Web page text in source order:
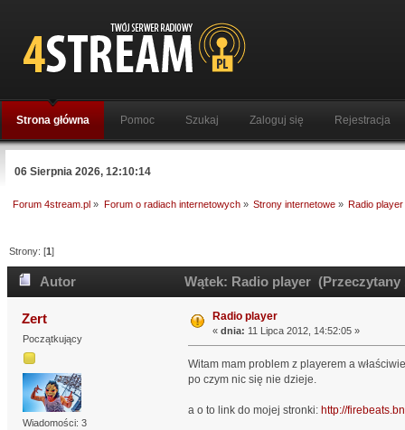
Strona główna Pomoc Szukaj Zaloguj się Rejestracja
06 Sierpnia 2026, 12:10:14
Forum 4stream.pl » Forum o radiach internetowych» Strony internetowe» Radio player
Strony: [1]
Autor Wątek: Radio player (Przeczytany
Zert
Początkujący
Wiadomości: 3
Radio player
« dnia: 11 Lipca 2012, 14:52:05 »
Witam mam problem z playerem a
po czym nic się nie dzieje.
a o to link do mojej stronki: http://